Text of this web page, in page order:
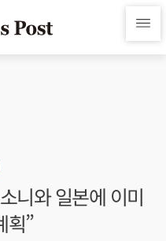
니와 일본에 이미
획”